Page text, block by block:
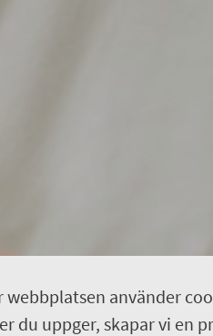
webbplatsen använder
du uppger, skapar vi en